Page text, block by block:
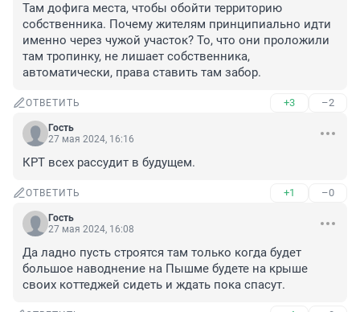
Там дофига места, чтобы обойти территорию
собственника. Почему жителям принципиально идти
именно через чужой участок? То, что они проложили
там тропинку, не лишает собственника,
автоматически, права ставить там забор.
ОТВЕТИТЬ +3 –2
Гость
27 мая 2024, 16:16
КРТ всех рассудит в будущем.
ОТВЕТИТЬ +1 –0
Гость
27 мая 2024, 16:08
Да ладно пусть строятся там только когда будет
большое наводнение на Пышме будете на крыше
своих коттеджей сидеть и ждать пока спасут.